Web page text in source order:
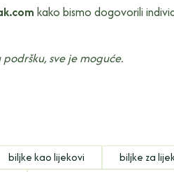
kako bismo dogovorili
sve je moguće.
biljke kao lijekovi biljke za